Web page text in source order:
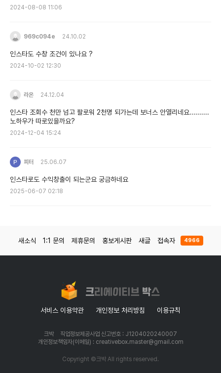
2024-08-08 11:06
969c094e 24.10.02
인스타도 수창 조건이 있나요 ?
2024-10-02 12:30
라온 24.12.04
인스타 조회수 천만 넘고 팔로워 2천명 되가는데 보너스 안열리네요..........
노하우가 따로있을까요?
2024-12-04 15:24
피터 25.06.07
인스타로도 수익창출이 되는군요 궁금하네요
2025-06-07 02:18
새소식 1:1 문의 제휴문의 홍보게시판 새글 접속자 4966
서비스 이용약관 개인정보 처리방침 이용규칙
크박
직업정보제공사업 신고번호 : J1204020240007
개인정보책임자(이메일) : creativebox.master@gmail.com
Copyright ©크박 All rights reserved.